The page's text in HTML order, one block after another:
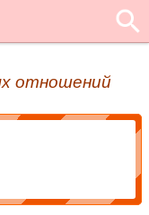
отношений